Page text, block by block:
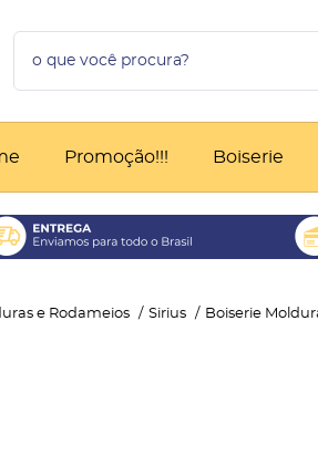
Promoção!!! Boiserie
e Rodameios Sirius Boiserie